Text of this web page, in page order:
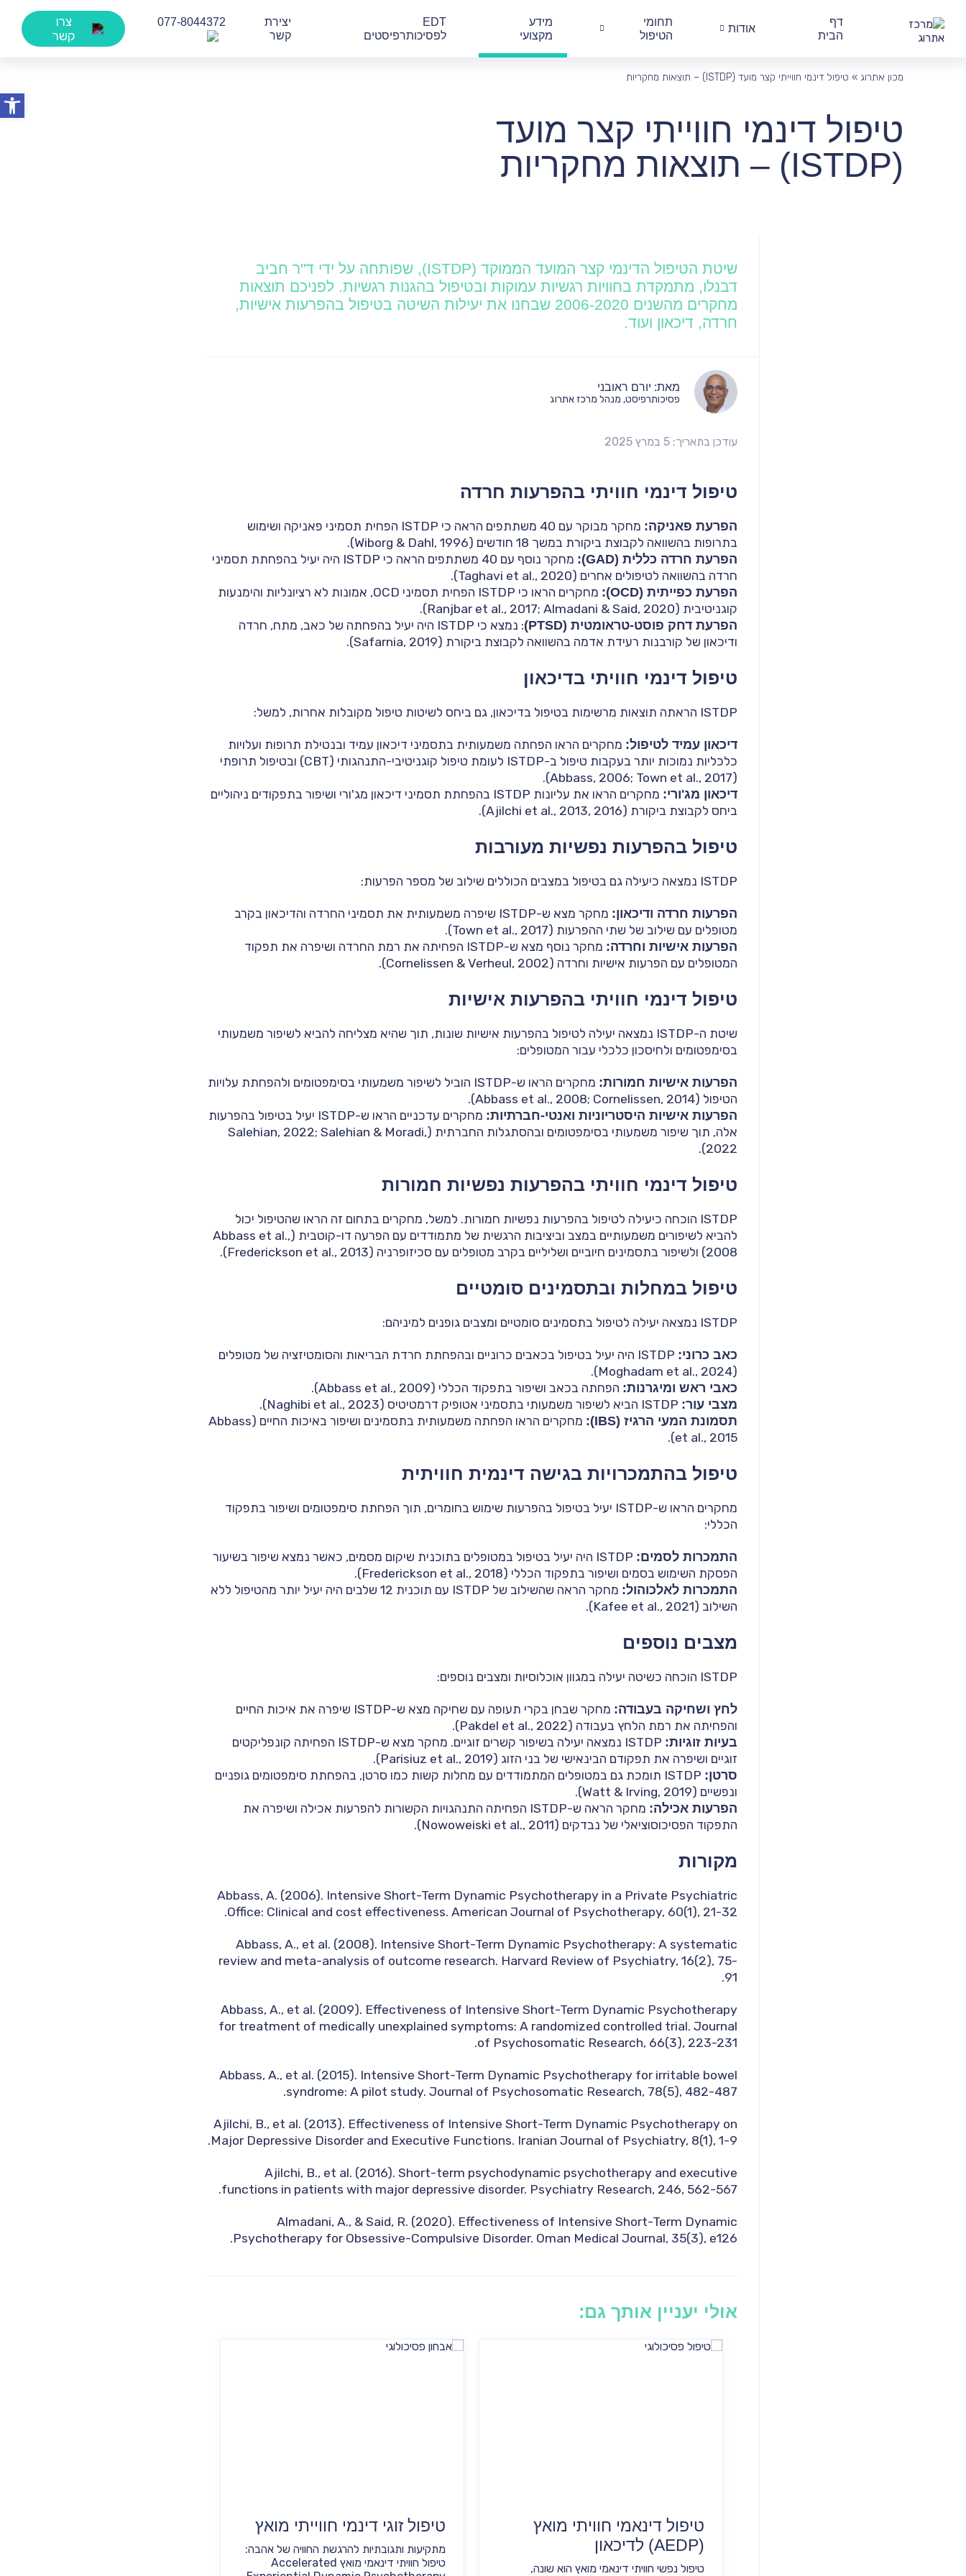
פתח
דף
הבית
אודות
תחומי
הטיפול
מידע
מקצועי
EDT
לפסיכותרפיסטים
יצירת
קשר
077-8044372
צרו
קשר
מכון אתרוג » טיפול דינמי חווייתי קצר מועד (ISTDP) – תוצאות מחקריות
טיפול דינמי חווייתי קצר מועד
(ISTDP) – תוצאות מחקריות
שיטת הטיפול הדינמי קצר המועד הממוקד (ISTDP), שפותחה על ידי ד"ר חביב
דבנלו, מתמקדת בחוויות רגשיות עמוקות ובטיפול בהגנות רגשיות. לפניכם תוצאות
מחקרים מהשנים 2006-2020 שבחנו את יעילות השיטה בטיפול בהפרעות אישיות,
חרדה, דיכאון ועוד.
מאת: יורם ראובני
פסיכותרפיסט, מנהל מרכז אתרוג
עודכן בתאריך: 5 במרץ 2025
טיפול דינמי חוויתי בהפרעות חרדה
הפרעת פאניקה:
מחקר מבוקר עם 40 משתתפים הראה כי ISTDP הפחית תסמיני פאניקה ושימוש
בתרופות בהשוואה לקבוצת ביקורת במשך 18 חודשים (Wiborg & Dahl, 1996).
הפרעת חרדה כללית (GAD):
מחקר נוסף עם 40 משתתפים הראה כי ISTDP היה יעיל בהפחתת תסמיני
חרדה בהשוואה לטיפולים אחרים (Taghavi et al., 2020).
הפרעת כפייתית (OCD):
מחקרים הראו כי ISTDP הפחית תסמיני OCD, אמונות לא רציונליות והימנעות
קוגניטיבית (Ranjbar et al., 2017; Almadani & Said, 2020).
הפרעת דחק פוסט-טראומטית (PTSD)
: נמצא כי ISTDP היה יעיל בהפחתה של כאב, מתח, חרדה
ודיכאון של קורבנות רעידת אדמה בהשוואה לקבוצת ביקורת (Safarnia, 2019).
טיפול דינמי חוויתי בדיכאון
ISTDP הראתה תוצאות מרשימות בטיפול בדיכאון, גם ביחס לשיטות טיפול מקובלות אחרות, למשל:
דיכאון עמיד לטיפול: מחקרים הראו הפחתה משמעותית בתסמיני דיכאון עמיד ובנטילת תרופות ועלויות
כלכליות נמוכות יותר בעקבות טיפול ב-ISTDP לעומת טיפול קוגניטיבי-התנהגותי (CBT) ובטיפול תרופתי
(Abbass, 2006; Town et al., 2017).
דיכאון מג'ורי:
מחקרים הראו את עליונות ISTDP בהפחתת תסמיני דיכאון מג'ורי ושיפור בתפקודים ניהוליים
ביחס לקבוצת ביקורת (Ajilchi et al., 2013, 2016).
טיפול בהפרעות נפשיות מעורבות
ISTDP נמצאה כיעילה גם בטיפול במצבים הכוללים שילוב של מספר הפרעות:
הפרעות חרדה ודיכאון:
מחקר מצא ש-ISTDP שיפרה משמעותית את תסמיני החרדה והדיכאון בקרב
מטופלים עם שילוב של שתי ההפרעות (Town et al., 2017).
הפרעות אישיות וחרדה:
מחקר נוסף מצא ש-ISTDP הפחיתה את רמת החרדה ושיפרה את תפקוד
המטופלים עם הפרעות אישיות וחרדה (Cornelissen & Verheul, 2002).
טיפול דינמי חוויתי בהפרעות אישיות
שיטת ה-ISTDP נמצאה יעילה לטיפול בהפרעות אישיות שונות, תוך שהיא מצליחה להביא לשיפור משמעותי
בסימפטומים ולחיסכון כלכלי עבור המטופלים:
הפרעות אישיות חמורות:
מחקרים הראו ש-ISTDP הוביל לשיפור משמעותי בסימפטומים ולהפחתת עלויות
הטיפול (Abbass et al., 2008; Cornelissen, 2014).
הפרעות אישיות היסטריוניות ואנטי-חברתיות:
מחקרים עדכניים הראו ש-ISTDP יעיל בטיפול בהפרעות
אלה, תוך שיפור משמעותי בסימפטומים ובהסתגלות החברתית (Salehian, 2022; Salehian & Moradi,
2022).
טיפול דינמי חוויתי בהפרעות נפשיות חמורות
ISTDP הוכחה כיעילה לטיפול בהפרעות נפשיות חמורות. למשל, מחקרים בתחום זה הראו שהטיפול יכול
להביא לשיפורים משמעותיים במצב וביציבות הרגשית של מתמודדים עם הפרעה דו-קוטבית (Abbass et al.,
2008) ולשיפור בתסמינים חיוביים ושליליים בקרב מטופלים עם סכיזופרניה (Frederickson et al., 2013).
טיפול במחלות ובתסמינים סומטיים
ISTDP נמצאה יעילה לטיפול בתסמינים סומטיים ומצבים גופנים למיניהם:
כאב כרוני:
ISTDP היה יעיל בטיפול בכאבים כרוניים ובהפחתת חרדת הבריאות והסומטיזציה של מטופלים
(Moghadam et al., 2024).
כאבי ראש ומיגרנות: הפחתה בכאב ושיפור בתפקוד הכללי (Abbass et al., 2009).
מצבי עור:
תסמונת המעי הרגיז (IBS):
מחקרים הראו הפחתה משמעותית בתסמינים ושיפור באיכות החיים (Abbass
et al., 2015).
טיפול בהתמכרויות בגישה דינמית חוויתית
מחקרים הראו ש-ISTDP יעיל בטיפול בהפרעות שימוש בחומרים, תוך הפחתת סימפטומים ושיפור בתפקוד
הכללי:
התמכרות לסמים:
ISTDP היה יעיל בטיפול במטופלים בתוכנית שיקום מסמים, כאשר נמצא שיפור בשיעור
הפסקת השימוש בסמים ושיפור בתפקוד הכללי (Frederickson et al., 2018).
התמכרות לאלכוהול:
מחקר הראה שהשילוב של ISTDP עם תוכנית 12 שלבים היה יעיל יותר מהטיפול ללא
השילוב (Kafee et al., 2021).
מצבים נוספים
ISTDP הוכחה כשיטה יעילה במגוון אוכלוסיות ומצבים נוספים:
לחץ ושחיקה בעבודה:
מחקר שבחן בקרי תעופה עם שחיקה מצא ש-ISTDP שיפרה את איכות החיים
והפחיתה את רמת הלחץ בעבודה (Pakdel et al., 2022).
בעיות זוגיות:
ISTDP נמצאה יעילה בשיפור קשרים זוגיים. מחקר מצא ש-ISTDP הפחיתה קונפליקטים
זוגיים ושיפרה את תפקודם הבינאישי של בני הזוג (Parisiuz et al., 2019).
סרטן:
ISTDP תומכת גם במטופלים המתמודדים עם מחלות קשות כמו סרטן, בהפחתת סימפטומים גופניים
ונפשיים (Watt & Irving, 2019).
הפרעות אכילה:
מחקר הראה ש-ISTDP הפחיתה התנהגויות הקשורות להפרעות אכילה ושיפרה את
התפקוד הפסיכוסוציאלי של נבדקים (Nowoweiski et al., 2011).
מקורות
Abbass, A. (2006). Intensive Short-Term Dynamic Psychotherapy in a Private Psychiatric
Office: Clinical and cost effectiveness. American Journal of Psychotherapy, 60(1), 21-32.
Abbass, A., et al. (2008). Intensive Short-Term Dynamic Psychotherapy: A systematic
review and meta-analysis of outcome research. Harvard Review of Psychiatry, 16(2), 75-
91.
Abbass, A., et al. (2009). Effectiveness of Intensive Short-Term Dynamic Psychotherapy
for treatment of medically unexplained symptoms: A randomized controlled trial. Journal
of Psychosomatic Research, 66(3), 223-231.
Abbass, A., et al. (2015). Intensive Short-Term Dynamic Psychotherapy for irritable bowel
syndrome: A pilot study. Journal of Psychosomatic Research, 78(5), 482-487.
Ajilchi, B., et al. (2013). Effectiveness of Intensive Short-Term Dynamic Psychotherapy on
Major Depressive Disorder and Executive Functions. Iranian Journal of Psychiatry, 8(1), 1-9.
Ajilchi, B., et al. (2016). Short-term psychodynamic psychotherapy and executive
functions in patients with major depressive disorder. Psychiatry Research, 246, 562-567.
Almadani, A., & Said, R. (2020). Effectiveness of Intensive Short-Term Dynamic
Psychotherapy for Obsessive-Compulsive Disorder. Oman Medical Journal, 35(3), e126.
אולי יעניין אותך גם:
טיפול דינאמי חוויתי מואץ
(AEDP) לדיכאון
טיפול נפשי חוויתי דינאמי מואץ הוא שונה,
טיפול זוגי דינמי חווייתי מואץ
מתקיעות ותגובתיות להרגשת החוויה של אהבה:
טיפול חוויתי דינאמי מואץ Accelerated